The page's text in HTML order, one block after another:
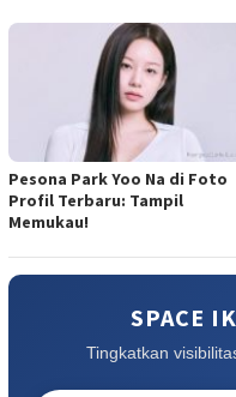
Pesona Park Yoo Na di Foto
Profil Terbaru: Tampil
Memukau!
SPACE
Tingkatkan